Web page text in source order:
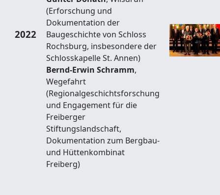
2022
(Erforschung und
Dokumentation der
Baugeschichte von Schloss
Rochsburg, insbesondere der
Schlosskapelle St. Annen)
Bernd-Erwin Schramm,
Wegefahrt
(Regionalgeschichtsforschung
und Engagement für die
Freiberger
Stiftungslandschaft,
Dokumentation zum Bergbau-
und Hüttenkombinat
Freiberg)